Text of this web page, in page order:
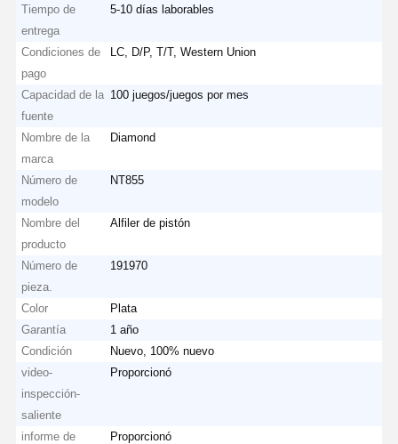
Tiempo de
entrega
5-10 días laborables
Condiciones de
pago
LC, D/P, T/T, Western Union
Capacidad de la
fuente
100 juegos/juegos por mes
Nombre de la
marca
Diamond
Número de
modelo
NT855
Nombre del
producto
Alfiler de pistón
Número de
pieza.
191970
Color
Plata
Garantía
1 año
Condición
Nuevo, 100% nuevo
video-
inspección-
saliente
Proporcionó
informe de
Proporcionó